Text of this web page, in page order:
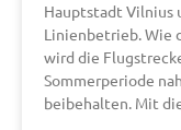
Hauptstadt Vilnius
Linienbetrieb. Wie
wird die
Sommerperiode
beibehalten. Mit